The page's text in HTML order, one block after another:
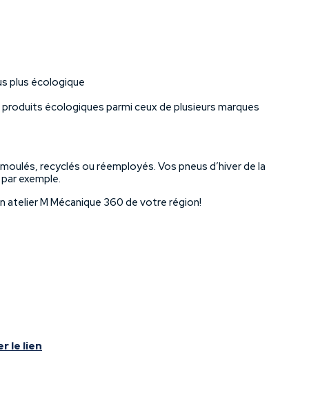
plus écologique
écologiques parmi ceux de plusieurs marques
recyclés ou réemployés. Vos pneus d’hiver de la
exemple.
atelier M Mécanique 360 de votre région!
le lien